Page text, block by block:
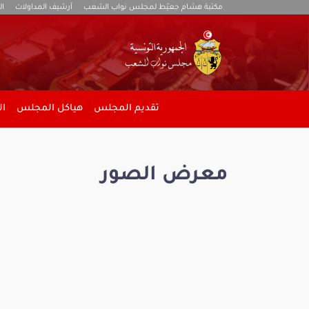
مكتبة هشام جعيّط لمجلس نواب الشعب أرشيف المداولات
تقديم المجلس هياكل المجلس
معرض الصور